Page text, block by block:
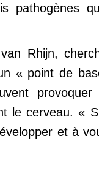
pathogènes
Rhijn,
« point de
provoquer
le cerveau. «
et à